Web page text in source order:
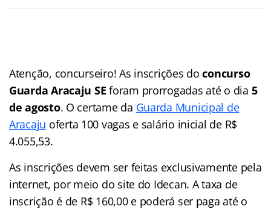
Atenção, concurseiro! As inscrições doconcurso
Guarda Aracaju SE foram prorrogadas até o dia 5
de agosto. O certame da Guarda Municipal de
Aracaju oferta 100 vagas e salário inicial de R$
4.055,53.
As inscrições devem ser feitas exclusivamente pela
internet, por meio do site do Idecan. A taxa de
inscrição é de R$ 160,00 e poderá ser paga até o